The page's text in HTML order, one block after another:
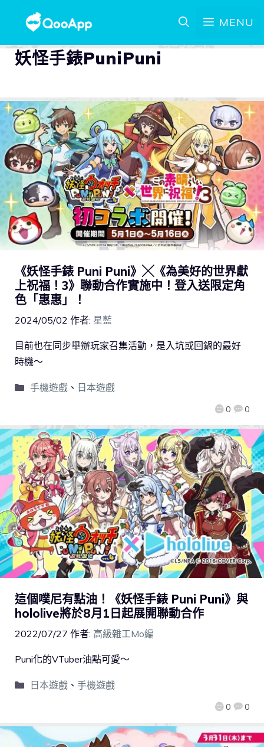
MENU
妖怪手錶PuniPuni
《妖怪手錶 Puni Puni》╳《為美好的世界獻
上祝福！3》聯動合作實施中！登入送限定角
色「惠惠」！
2024/05/02 作者: 星藍
0 0
目前也在同步舉辦玩家召集活動，是入坑或回鍋的最好
時機～
手機遊戲、 日本遊戲
這個噗尼有點油！《妖怪手錶 Puni Puni》與
hololive將於8月1日起展開聯動合作
2022/07/27 作者: 高級雜工Mo編
0 0
Puni化的VTuber油點可愛～
日本遊戲、 手機遊戲